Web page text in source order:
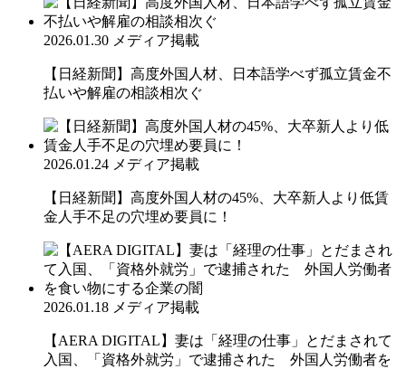
2026.01.30 メディア掲載
【日経新聞】高度外国人材、日本語学べず孤立賃金不
払いや解雇の相談相次ぐ
2026.01.24 メディア掲載
【日経新聞】高度外国人材の45%、大卒新人より低賃
金人手不足の穴埋め要員に！
2026.01.18 メディア掲載
【AERA DIGITAL】妻は「経理の仕事」とだまされて
入国、「資格外就労」で逮捕された 外国人労働者を